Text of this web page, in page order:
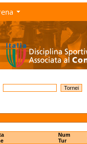
Num
Tur